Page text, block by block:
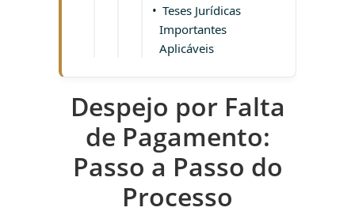
Teses Jurídicas
Importantes
Aplicáveis
Despejo por Falta
de Pagamento:
Passo a Passo do
Processo